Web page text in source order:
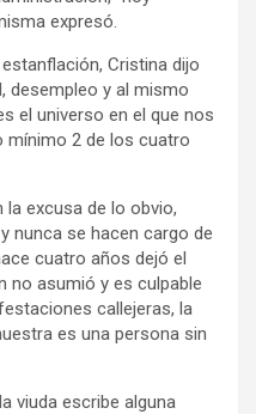
expresó.
Cristina dijo
desempleo y al mismo
el universo en el que nos
mínimo 2 de los cuatro
excusa de lo obvio,
nunca se hacen cargo de
cuatro años dejó el
no asumió y es culpable
callejeras, la
es una persona sin
viuda escribe alguna